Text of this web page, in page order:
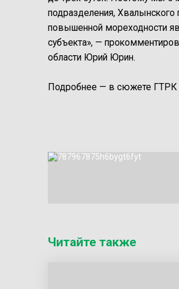
подразделения,
повышенной мореходности
субъекта», —
области Юрий Юрин.
Подробнее — в сюжете ГТРК
Читайте также